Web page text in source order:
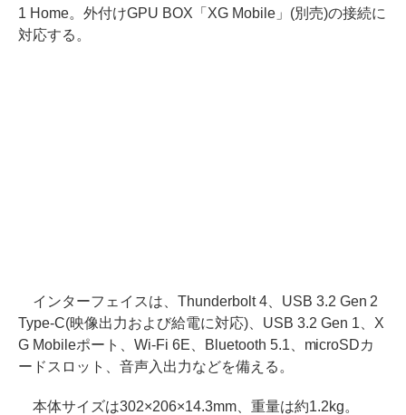
1 Home。外付けGPU BOX「XG Mobile」(別売)の接続に
対応する。
インターフェイスは、Thunderbolt 4、USB 3.2 Gen 2
Type-C(映像出力および給電に対応)、USB 3.2 Gen 1、X
G Mobileポート、Wi-Fi 6E、Bluetooth 5.1、microSDカ
ードスロット、音声入出力などを備える。
本体サイズは302×206×14.3mm、重量は約1.2kg。